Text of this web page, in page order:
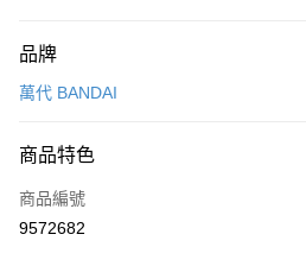
信用卡一次付款
Apple Pay
Google Pay
品牌
萬代 BANDAI
商品特色
商品編號
9572682